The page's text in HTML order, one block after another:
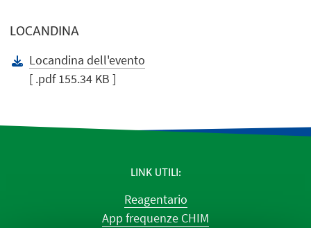
LOCANDINA
Locandina dell'evento
[ .pdf 155.34 KB ]
LINK UTILI
Reagentario
App frequenze CHIM